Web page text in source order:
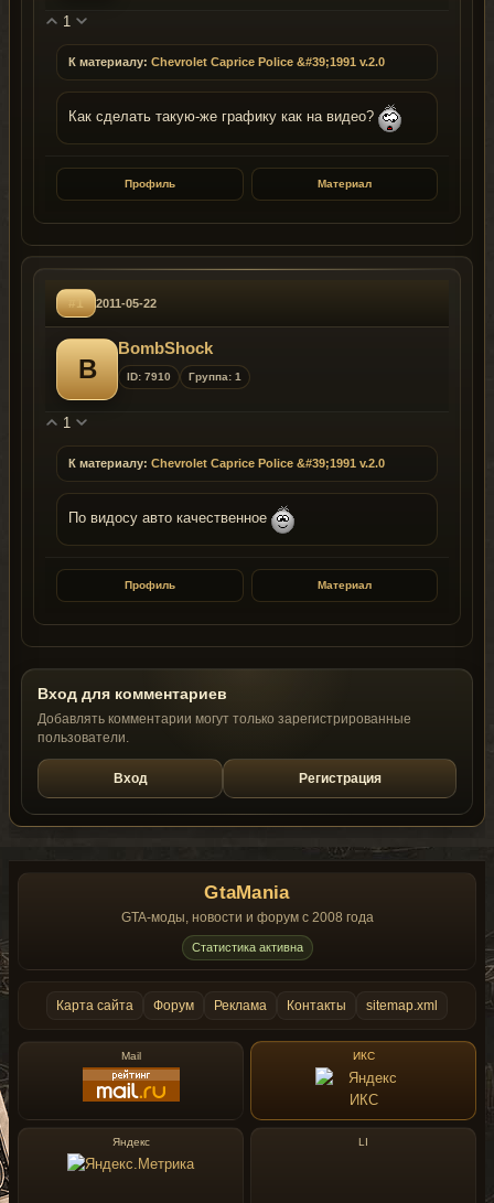
1
К материалу: Chevrolet Caprice Police &#39;1991 v.2.0
Как сделать такую-же графику как на видео?
Профиль Материал
#1 2011-05-22
B
BombShock
ID: 7910 Группа: 1
1
К материалу: Chevrolet Caprice Police &#39;1991 v.2.0
По видосу авто качественное
Профиль Материал
Вход для комментариев
Добавлять комментарии могут только зарегистрированные
пользователи.
Вход Регистрация
GtaMania
GTA-моды, новости и форум с 2008 года
Статистика активна
Карта сайта Форум Реклама Контакты sitemap.xml
Mail ИКС
Яндекс LI